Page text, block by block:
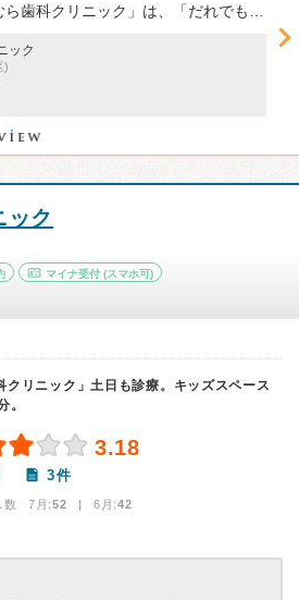
ック
)
ック
マイナ受付 (スマホ可)
クリニック」土日も診療。キッズスペース
。
3.18
3件
数 7月:52 | 6月:42